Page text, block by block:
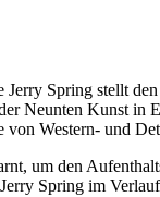
Spring stellt
Neunten Kunst in
von Western- und
um den
Spring im